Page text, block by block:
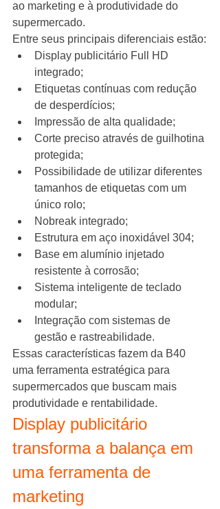
ao marketing e à produtividade do
supermercado.
Entre seus principais diferenciais estão:
Display publicitário Full HD
integrado;
Etiquetas contínuas com redução
de desperdícios;
Impressão de alta qualidade;
Corte preciso através de guilhotina
protegida;
Possibilidade de utilizar diferentes
tamanhos de etiquetas com um
único rolo;
Nobreak integrado;
Estrutura em aço inoxidável 304;
Base em alumínio injetado
resistente à corrosão;
Sistema inteligente de teclado
modular;
Integração com sistemas de
gestão e rastreabilidade.
Essas características fazem da B40
uma ferramenta estratégica para
supermercados que buscam mais
produtividade e rentabilidade.
Display publicitário
transforma a balança em
uma ferramenta de
marketing